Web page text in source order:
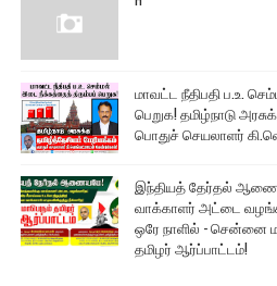
மாவட்ட நீதிபதி ப.உ.
பெறுக! தமிழ்நாடு
பொதுச் செயலாளர்
இந்தியத் தேர்தல்
வாக்காளர் அட்டை
ஒரே நாளில் - சென்னை
தமிழர் ஆர்ப்பாட்டம்!